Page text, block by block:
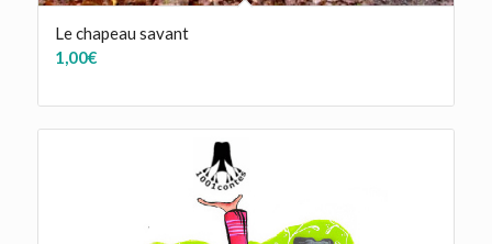
Le chapeau savant
1,00€